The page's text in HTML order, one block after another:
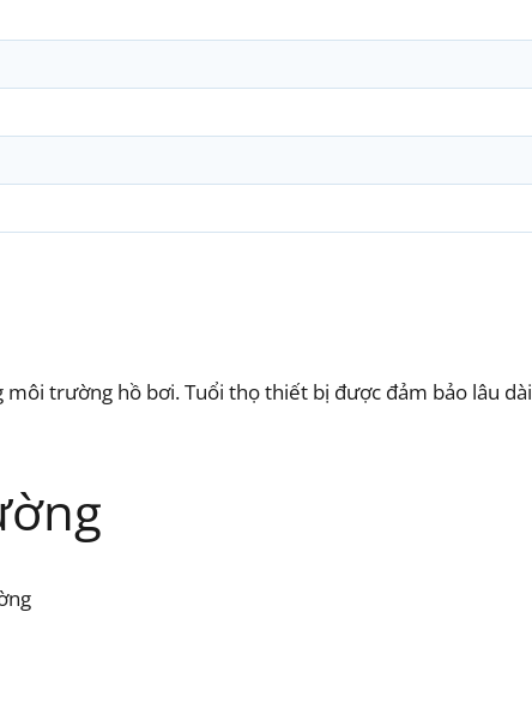
trường hồ bơi. Tuổi thọ thiết bị được đảm bảo lâu dài